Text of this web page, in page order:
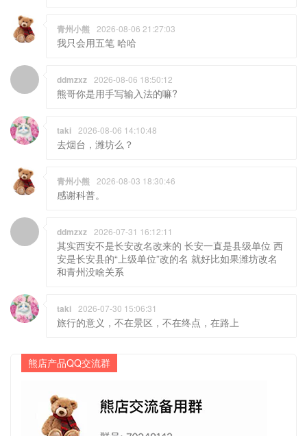
青州小熊 2026-08-06 21:27:03
我只会用五笔 哈哈
ddmzxz 2026-08-06 18:50:12
熊哥你是用手写输入法的嘛?
taki 2026-08-06 14:10:48
去烟台，潍坊么？
青州小熊 2026-08-03 18:30:46
感谢科普。
ddmzxz 2026-07-31 16:12:11
其实西安不是长安改名改来的 长安一直是县级单位 西
安是长安县的“上级单位”改的名 就好比如果潍坊改名
和青州没啥关系
taki 2026-07-30 15:06:31
旅行的意义，不在景区，不在终点，在路上
熊店产品QQ交流群